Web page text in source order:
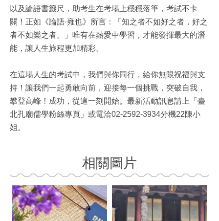
以及論語書籤尺，助考生在考場上穩穩落筆，考試不卡
關！正如《論語·雍也》所言：「知之者不如好之者，好之
者不如樂之者。」唯有在熱愛中學習，才能發揮最大的潛
能，讓人生旅程更加精彩。
在這場人生的考試中，我們與你同行，給你無限祝福與支
持！讓我們一起勇敢向前，迎接每一個挑戰，突破自我，
攀登高峰！成功，從這一刻開始。最新活動訊息請上「臺
北孔廟儒學粉絲專頁」或電洽02-2592-3934分機22陳小
姐。
相關圖片